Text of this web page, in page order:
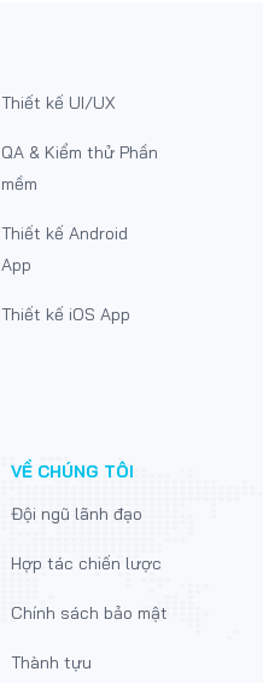
Thiết kế UI/UX
QA & Kiểm thử Phần
mềm
Thiết kế Android
App
Thiết kế iOS App
VỀ CHÚNG TÔI
Đội ngũ lãnh đạo
Hợp tác chiến lược
Chính sách bảo mật
Thành tựu